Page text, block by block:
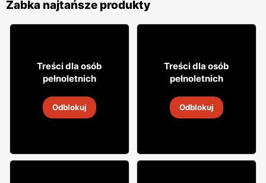
Żabka najtańsze produkty
3199
Napój alkoholowy Soplica
18 sie 2026
Treści dla osób
pełnoletnich
Odblokuj
2999
Wódka Żołądkowa Gorzka
18 sie 2026
Treści dla osób
pełnoletnich
Odblokuj